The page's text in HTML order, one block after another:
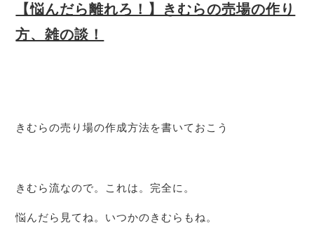
【悩んだら離れろ！】きむらの売場の作り
方、雑の談！
きむらの売り場の作成方法を書いておこう
きむら流なので。これは。完全に。
悩んだら見てね。いつかのきむらもね。